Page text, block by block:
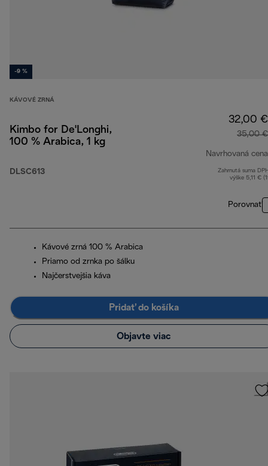
-9 %
KÁVOVÉ ZRNÁ
Kimbo for De'Longhi,
100 % Arabica, 1 kg
DLSC613
32,00 €
35,00 €
Navrhovaná cena
Zahrnutá suma
výške 5,11 €
Porovnať
Kávové zrná 100 % Arabica
Priamo od zrnka po šálku
Najčerstvejšia káva
Pridať do košíka
Objavte viac